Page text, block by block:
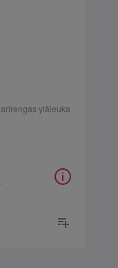
yläleuka